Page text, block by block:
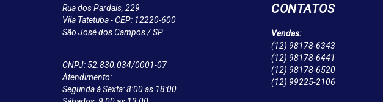
Rua dos Pardais, 229
Vila Tatetuba - CEP: 12220-600
São José dos Campos / SP
CNPJ: 52.830.034/0001-07
Atendimento:
Segunda à Sexta: 8:00 as 18:00
CONTATOS
Vendas:
(12) 98178-6343
(12) 98178-6441
(12) 98178-6520
(12) 99225-2106